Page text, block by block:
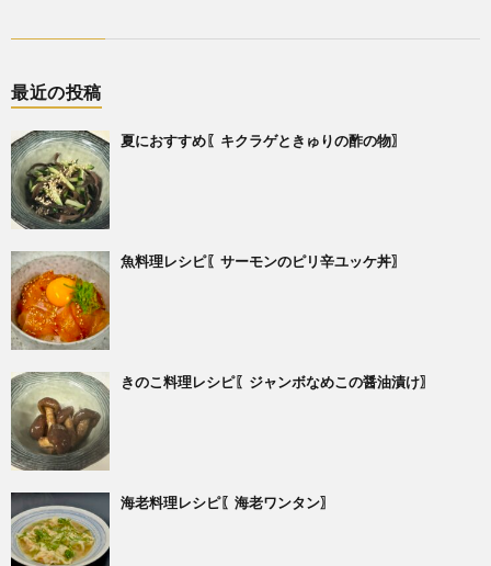
最近の投稿
夏におすすめ〖キクラゲときゅりの酢の物〗
魚料理レシピ〖サーモンのピリ辛ユッケ丼〗
きのこ料理レシピ〖ジャンボなめこの醤油漬け〗
海老料理レシピ〖海老ワンタン〗